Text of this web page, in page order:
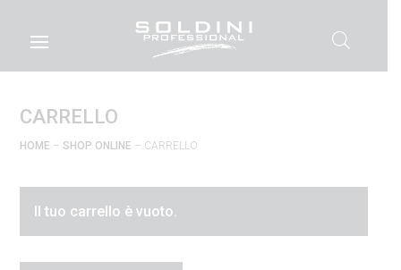
CARRELLO
HOME – SHOP ONLINE – CARRELLO
Il tuo carrello è vuoto.